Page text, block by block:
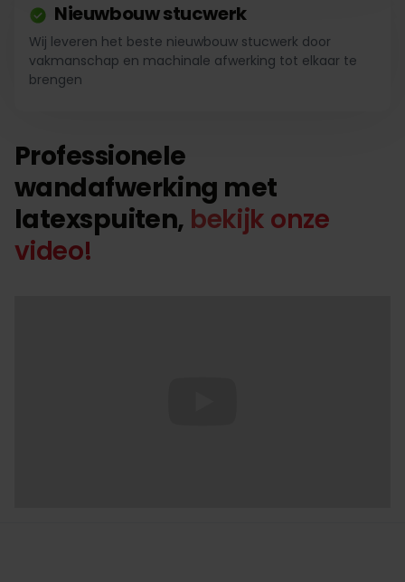
Nieuwbouw stucwerk
Wij leveren het beste nieuwbouw stucwerk door
vakmanschap en machinale afwerking tot elkaar te
brengen
Professionele
wandafwerking met
latexspuiten, bekijk onze
video!